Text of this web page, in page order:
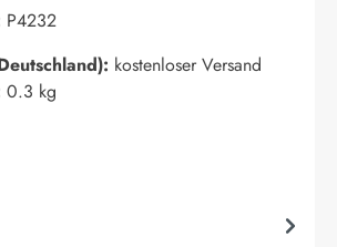
P4232
kostenloser Versand
0.3 kg